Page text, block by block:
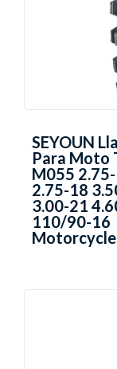
SEYOUN
Para Moto
M055
2.75-18
3.00-21
110/90-16